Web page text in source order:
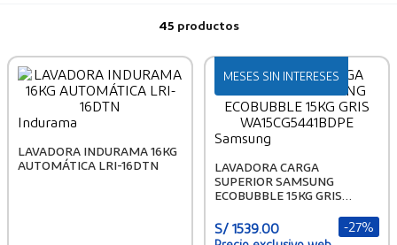
45 productos
Indurama
LAVADORA INDURAMA 16KG
AUTOMÁTICA LRI-16DTN
MESES SIN INTERESES
Samsung
LAVADORA CARGA
SUPERIOR SAMSUNG
ECOBUBBLE 15KG GRIS
S/ 1539.00 -27%
4. lavadoras